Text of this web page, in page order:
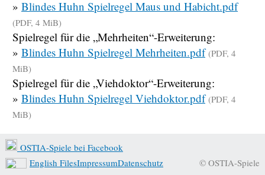
» Blindes Huhn Spielregel Maus und Habicht.pdf
(PDF, 4 MiB)
Spielregel für die „Mehrheiten“-Erweiterung:
» Blindes Huhn Spielregel Mehrheiten.pdf (PDF, 4
MiB)
Spielregel für die „Viehdoktor“-Erweiterung:
» Blindes Huhn Spielregel Viehdoktor.pdf (PDF, 4
MiB)
OSTIA-Spiele bei Facebook
English FilesImpressumDatenschutz © OSTIA-Spiele